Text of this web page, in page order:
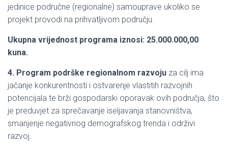
jedinice područne (regionalne) samouprave ukoliko se
projekt provodi na prihvatljivom području.
Ukupna vrijednost programa iznosi: 25.000.000,00
kuna.
4. Program podrške regionalnom razvoju za cilj ima
jačanje konkurentnosti i ostvarenje vlastitih razvojnih
potencijala te brži gospodarski oporavak ovih područja, što
je preduvjet za sprečavanje iseljavanja stanovništva,
smanjenje negativnog demografskog trenda i održivi
razvoj.